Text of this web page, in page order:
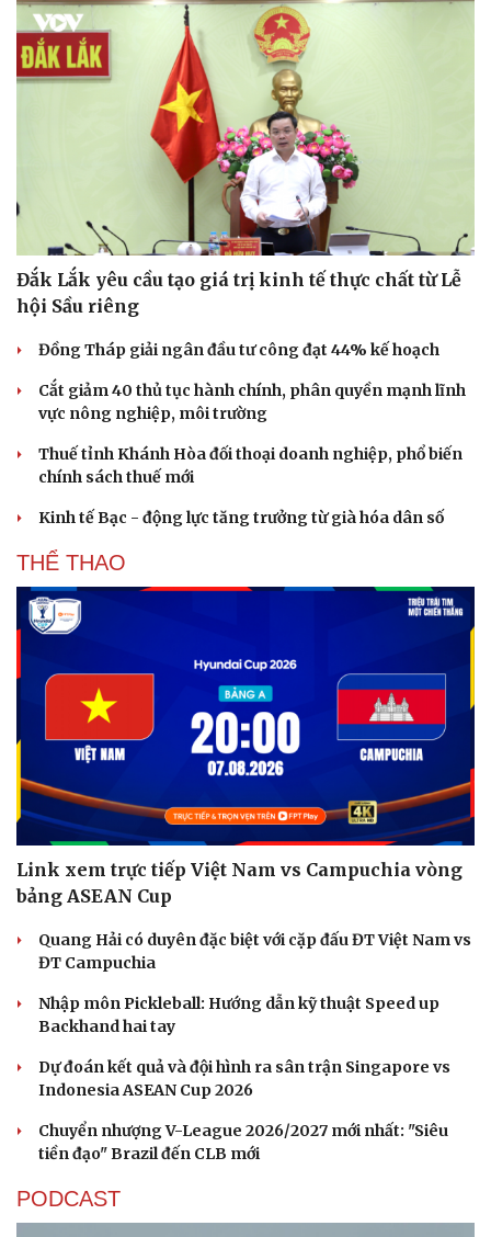
Cải chính
Đắk Lắk yêu cầu tạo giá trị kinh tế thực chất từ Lễ
hội Sầu riêng
Đồng Tháp giải ngân đầu tư công đạt 44% kế hoạch
Cắt giảm 40 thủ tục hành chính, phân quyền mạnh lĩnh
vực nông nghiệp, môi trường
Thuế tỉnh Khánh Hòa đối thoại doanh nghiệp, phổ biến
chính sách thuế mới
Kinh tế Bạc - động lực tăng trưởng từ già hóa dân số
THỂ THAO
Link xem trực tiếp Việt Nam vs Campuchia vòng
bảng ASEAN Cup
Quang Hải có duyên đặc biệt với cặp đấu ĐT Việt Nam vs
ĐT Campuchia
Nhập môn Pickleball: Hướng dẫn kỹ thuật Speed up
Backhand hai tay
Dự đoán kết quả và đội hình ra sân trận Singapore vs
Indonesia ASEAN Cup 2026
Chuyển nhượng V-League 2026/2027 mới nhất: "Siêu
tiền đạo" Brazil đến CLB mới
PODCAST